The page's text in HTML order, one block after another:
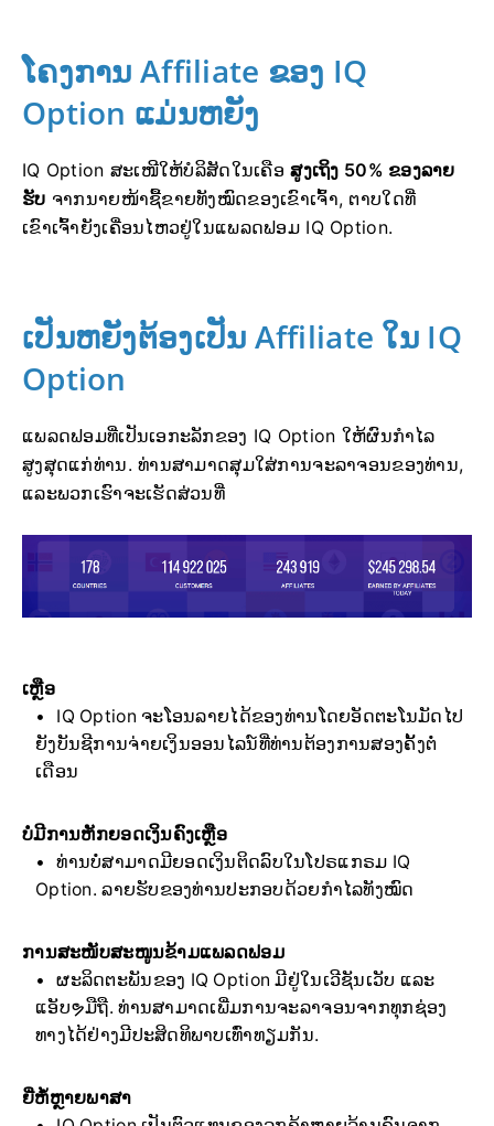
ໂຄງການ Affiliate ຂອງ IQ
Option ແມ່ນຫຍັງ
IQ Option ສະເໜີໃຫ້ບໍລິສັດໃນເຄືອສູງເຖິງ 50% ຂອງລາຍ
ຮັບ ຈາກນາຍໜ້າຊື້ຂາຍທັງໝົດຂອງເຂົາເຈົ້າ, ຕາບໃດທີ່
ເຂົາເຈົ້າຍັງເຄື່ອນໄຫວຢູ່ໃນແພລດຟອມ IQ Option.
ເປັນຫຍັງຕ້ອງເປັນ Affiliate ໃນ IQ
Option
ແພລດຟອມທີ່ເປັນເອກະລັກຂອງ IQ Option ໃຫ້ຜົນກຳໄລ
ສູງສຸດແກ່ທ່ານ. ທ່ານສາມາດສຸມໃສ່ການຈະລາຈອນຂອງທ່ານ,
ແລະພວກເຮົາຈະເຮັດສ່ວນທີ່
ເຫຼືອ
IQ Option ຈະໂອນລາຍໄດ້ຂອງທ່ານໂດຍອັດຕະໂນມັດໄປ
ຍັງບັນຊີການຈ່າຍເງິນອອນໄລນ໌ທີ່ທ່ານຕ້ອງການສອງຄັ້ງຕໍ່
ເດືອນ
ບໍ່ມີການຫັກຍອດເງິນຄົງເຫຼືອ
ທ່ານບໍ່ສາມາດມີຍອດເງິນຕິດລົບໃນໂປຣແກຣມ IQ
Option. ລາຍຮັບຂອງທ່ານປະກອບດ້ວຍກຳໄລທັງໝົດ
ການສະໜັບສະໜູນຂ້າມແພລດຟອມ
ຜະລິດຕະພັນຂອງ IQ Option ມີຢູ່ໃນເວີຊັນເວັບ ແລະ
ແອັບຯມືຖື. ທ່ານສາມາດເພີ່ມການຈະລາຈອນຈາກທຸກຊ່ອງ
ທາງໄດ້ຢ່າງມີປະສິດທິພາບເທົ່າທຽມກັນ.
ຍີ່ຫໍ້ຫຼາຍພາສາ